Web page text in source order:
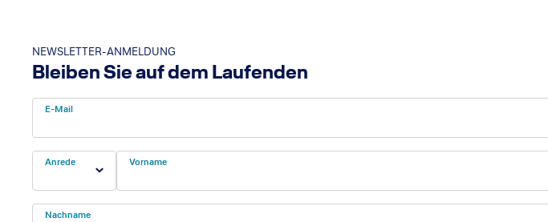
NEWSLETTER-ANMELDUNG
Bleiben Sie auf dem Laufenden
E-Mail
Anrede Vorname
Nachname